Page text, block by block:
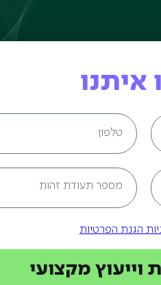
איתנו
הגנת הפרטיות
וייעוץ מקצועי